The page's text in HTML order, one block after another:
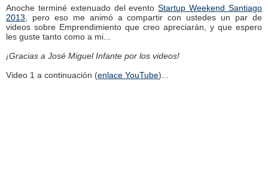
Anoche terminé extenuado del eventoStartup Weekend Santiago
2013 , pero eso me animó a compartir con ustedes un par de
videos sobre Emprendimiento que creo apreciarán, y que espero
les guste tanto como a mi...
¡Gracias a José Miguel Infante por los videos!
Video 1 a continuación (enlace YouTube)...